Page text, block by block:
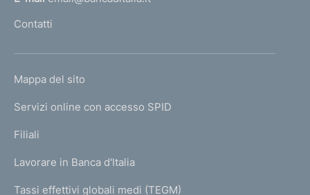
'
m
e
a
g
Contatti
L
N
K
T
I
Mappa del sito
Servizi online con accesso SPID
Filiali
Lavorare in Banca d'Italia
Tassi effettivi globali medi (TEGM)